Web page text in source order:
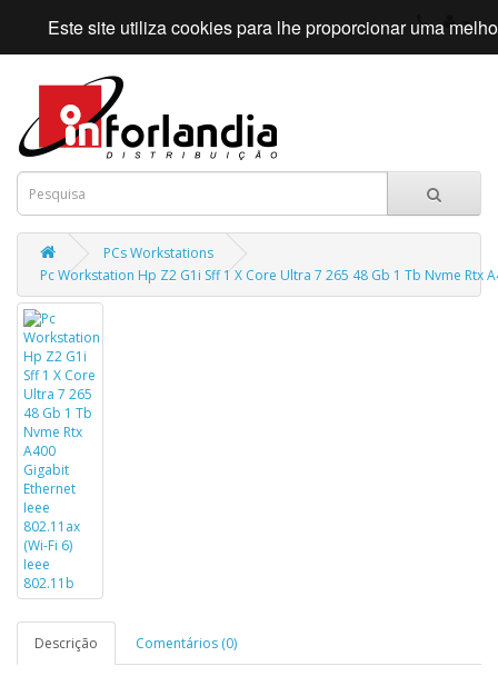
PCs Workstations
Pc Workstation Hp Z2 G1i Sff 1 X Core Ultra 7 265 48 Gb 1 Tb Nvme Rtx
Descrição Comentários (0)
Este site utiliza cookies para lhe proporcionar uma